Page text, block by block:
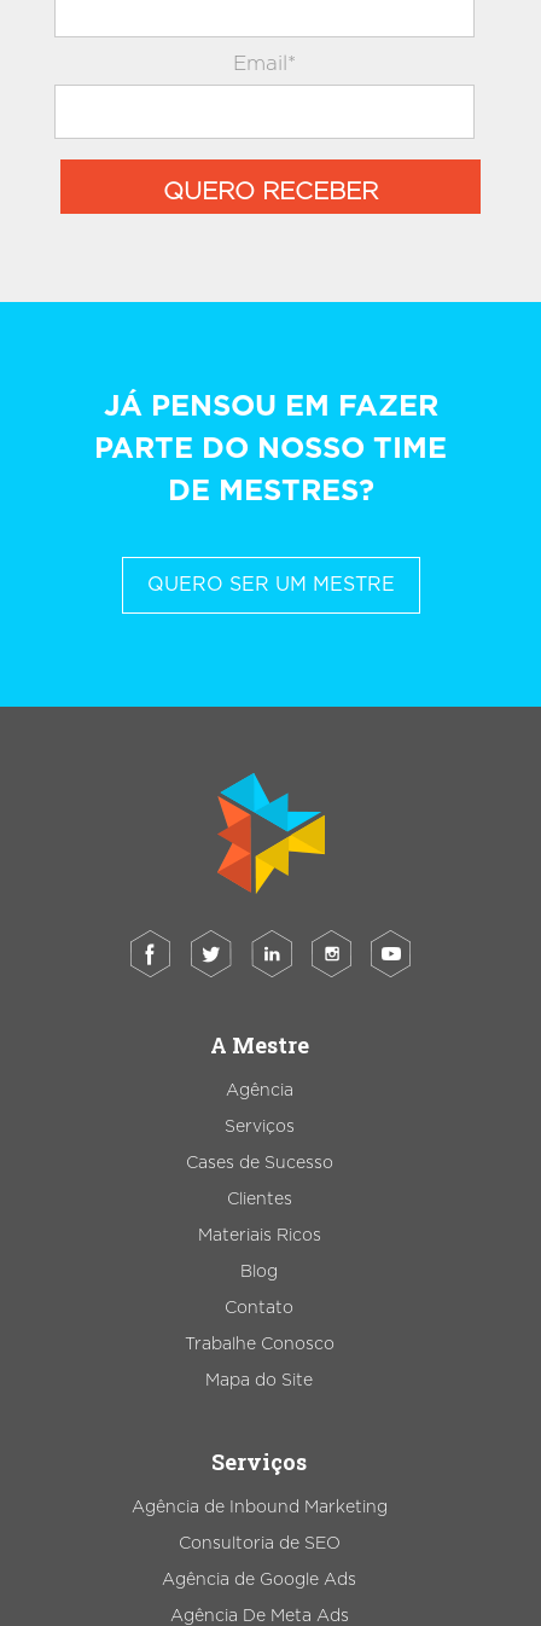
Email*
QUERO RECEBER
JÁ PENSOU EM FAZER
PARTE DO NOSSO TIME
DE MESTRES?
QUERO SER UM MESTRE
A Mestre
Agência
Serviços
Cases de Sucesso
Clientes
Materiais Ricos
Blog
Contato
Trabalhe Conosco
Mapa do Site
Serviços
Agência de Inbound Marketing
Consultoria de SEO
Agência de Google Ads
Agência De Meta Ads